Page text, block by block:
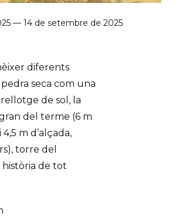
diferents
seca com una
rellotge de sol, la
del terme (6 m
4,5 m d’alçada,
torre del
història de tot
— 14 de setembre de 2025